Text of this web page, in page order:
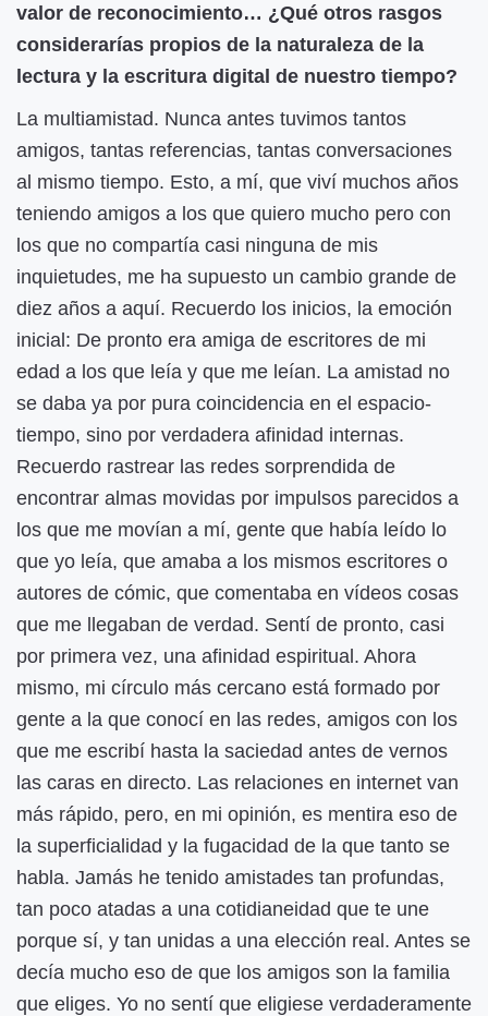
valor de reconocimiento… ¿Qué otros rasgos
considerarías propios de la naturaleza de la
lectura y la escritura digital de nuestro tiempo?
La multiamistad. Nunca antes tuvimos tantos
amigos, tantas referencias, tantas conversaciones
al mismo tiempo. Esto, a mí, que viví muchos años
teniendo amigos a los que quiero mucho pero con
los que no compartía casi ninguna de mis
inquietudes, me ha supuesto un cambio grande de
diez años a aquí. Recuerdo los inicios, la emoción
inicial: De pronto era amiga de escritores de mi
edad a los que leía y que me leían. La amistad no
se daba ya por pura coincidencia en el espacio-
tiempo, sino por verdadera afinidad internas.
Recuerdo rastrear las redes sorprendida de
encontrar almas movidas por impulsos parecidos a
los que me movían a mí, gente que había leído lo
que yo leía, que amaba a los mismos escritores o
autores de cómic, que comentaba en vídeos cosas
que me llegaban de verdad. Sentí de pronto, casi
por primera vez, una afinidad espiritual. Ahora
mismo, mi círculo más cercano está formado por
gente a la que conocí en las redes, amigos con los
que me escribí hasta la saciedad antes de vernos
las caras en directo. Las relaciones en internet van
más rápido, pero, en mi opinión, es mentira eso de
la superficialidad y la fugacidad de la que tanto se
habla. Jamás he tenido amistades tan profundas,
tan poco atadas a una cotidianeidad que te une
porque sí, y tan unidas a una elección real. Antes se
decía mucho eso de que los amigos son la familia
que eliges. Yo no sentí que eligiese verdaderamente